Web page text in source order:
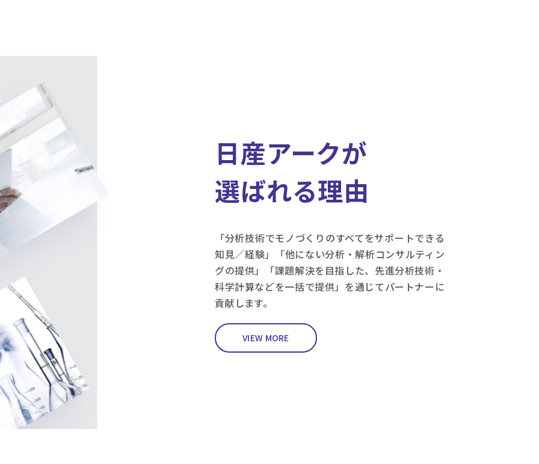
日産アークが
選ばれる理由
「分析技術でモノづくりのすべてをサポートできる
知見／経験」「他にない分析・解析コンサルティン
グの提供」「課題解決を目指した、先進分析技術・
科学計算などを一括で提供」を通じてパートナーに
貢献します。
VIEW MORE